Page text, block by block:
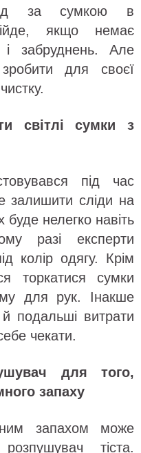
за сумкою в
якщо немає
забруднень. Але
для своєї
світлі сумки з
під час
залишити сліди на
буде нелегко навіть
разі експерти
колір одягу. Крім
торкатися сумки
для рук. Інакше
подальші витрати
чекати.
для того,
запаху
запахом може
тіста.